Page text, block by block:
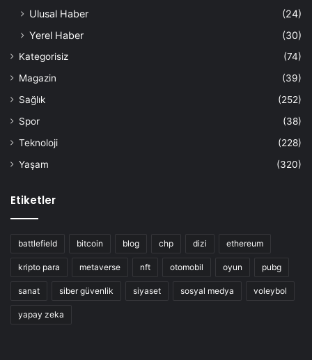
Ulusal Haber
(24)
Yerel Haber
(30)
Kategorisiz
(74)
Magazin
(39)
Sağlık
(252)
Spor
(38)
Teknoloji
(228)
Yaşam
(320)
Etiketler
battlefield bitcoin blog chp dizi ethereum
kripto para metaverse nft otomobil oyun pubg
sanat siber güvenlik siyaset sosyal medya voleybol
yapay zeka